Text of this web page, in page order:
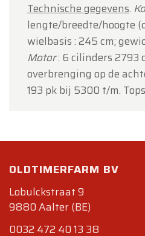
Technische gegevens.
lengte/breedte/hoogte
wielbasis : 245 cm;
Motor: 6 cilinders 2793
overbrenging op de
193 pk bij 5300 t/m.
OLDTIMERFARM BV
Lobulckstraat 9
9880 Aalter (BE)
0032 472 40 13 38